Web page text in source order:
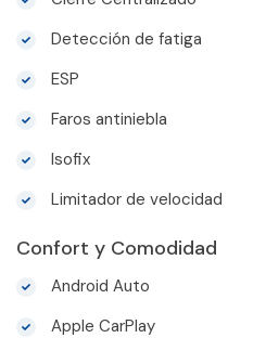
Detección de fatiga
ESP
Faros antiniebla
Isofix
Limitador de velocidad
Confort y Comodidad
Android Auto
Apple CarPlay